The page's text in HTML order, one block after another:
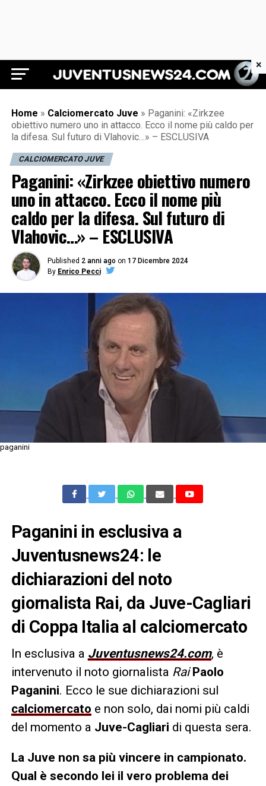
Juventus News 24
Home » Calciomercato Juve » Paganini: «Zirkzee
obiettivo numero uno in attacco. Ecco il nome più caldo per
la difesa. Sul futuro di Vlahovic…» – ESCLUSIVA
CALCIOMERCATO JUVE
Paganini: «Zirkzee obiettivo numero
uno in attacco. Ecco il nome più
caldo per la difesa. Sul futuro di
Vlahovic…» – ESCLUSIVA
Published 2 anni ago on 17 Dicembre 2024
By Enrico Pecci
paganini
Paganini in esclusiva a
Juventusnews24: le
dichiarazioni del noto
giornalista Rai, da Juve-Cagliari
di Coppa Italia al calciomercato
In esclusiva a Juventusnews24.com, è
intervenuto il noto giornalista RaiPaolo
Paganini. Ecco le sue dichiarazioni sul
calciomercato e non solo, dai nomi più caldi
del momento a Juve-Cagliari di questa sera.
La Juve non sa più vincere in campionato.
Qual è secondo lei il vero problema dei
×